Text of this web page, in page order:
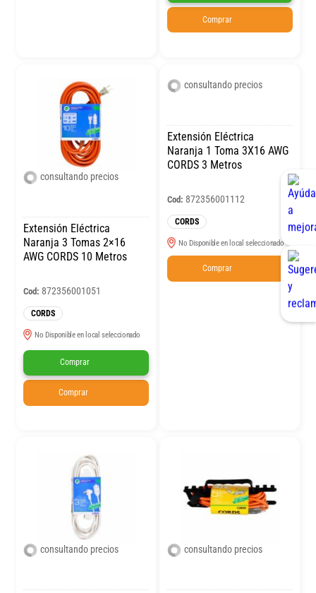
Comprar
consultando precios
Extensión Eléctrica
Naranja 3 Tomas 2×16
AWG CORDS 10 Metros
Cod: 872356001051
CORDS
No Disponible en local seleccionado
Comprar
Comprar
consultando precios
Extensión Eléctrica
Naranja 1 Toma 3X16 AWG
CORDS 3 Metros
Cod: 872356001112
CORDS
No Disponible en local seleccionado
Comprar
consultando precios consultando precios